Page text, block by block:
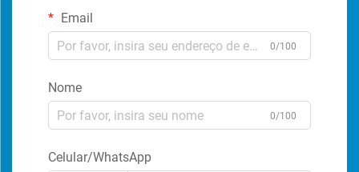
Email
0/100
Nome
0/100
Celular/WhatsApp